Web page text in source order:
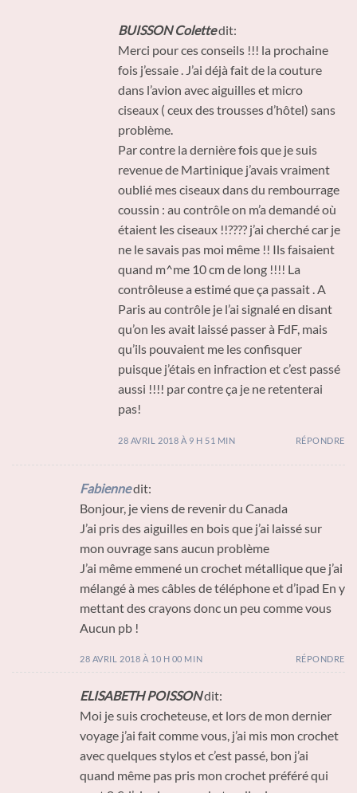
BUISSON Colettedit:
Merci pour ces conseils !!! la prochaine
fois j’essaie . J’ai déjà fait de la couture
dans l’avion avec aiguilles et micro
ciseaux ( ceux des trousses d’hôtel) sans
problème.
Par contre la dernière fois que je suis
revenue de Martinique j’avais vraiment
oublié mes ciseaux dans du rembourrage
coussin : au contrôle on m’a demandé où
étaient les ciseaux !!???? j’ai cherché car je
ne le savais pas moi même !! Ils faisaient
quand m^me 10 cm de long !!!! La
contrôleuse a estimé que ça passait . A
Paris au contrôle je l’ai signalé en disant
qu’on les avait laissé passer à FdF, mais
qu’ils pouvaient me les confisquer
puisque j’étais en infraction et c’est passé
aussi !!!! par contre ça je ne retenterai
pas!
28 AVRIL 2018 À 9 H 51 MIN RÉPONDRE
Fabiennedit:
Bonjour, je viens de revenir du Canada
J’ai pris des aiguilles en bois que j’ai laissé sur
mon ouvrage sans aucun problème
J’ai même emmené un crochet métallique que j’ai
mélangé à mes câbles de téléphone et d’ipad En y
mettant des crayons donc un peu comme vous
Aucun pb !
28 AVRIL 2018 À 10 H 00 MIN RÉPONDRE
ELISABETH POISSONdit:
Moi je suis crocheteuse, et lors de mon dernier
voyage j’ai fait comme vous, j’ai mis mon crochet
avec quelques stylos et c’est passé, bon j’ai
quand même pas pris mon crochet préféré qui